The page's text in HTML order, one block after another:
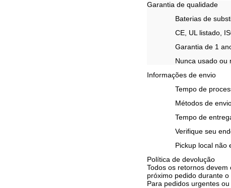
Garantia de qualidade
Baterias de
CE, UL listado,
Garantia de 1
Nunca usado ou
Informações de envio
Tempo de
Métodos de
Tempo de
Verifique seu
Pickup local não
Política de devolução
Todos os retornos
próximo pedido durante o
Para pedidos urgentes